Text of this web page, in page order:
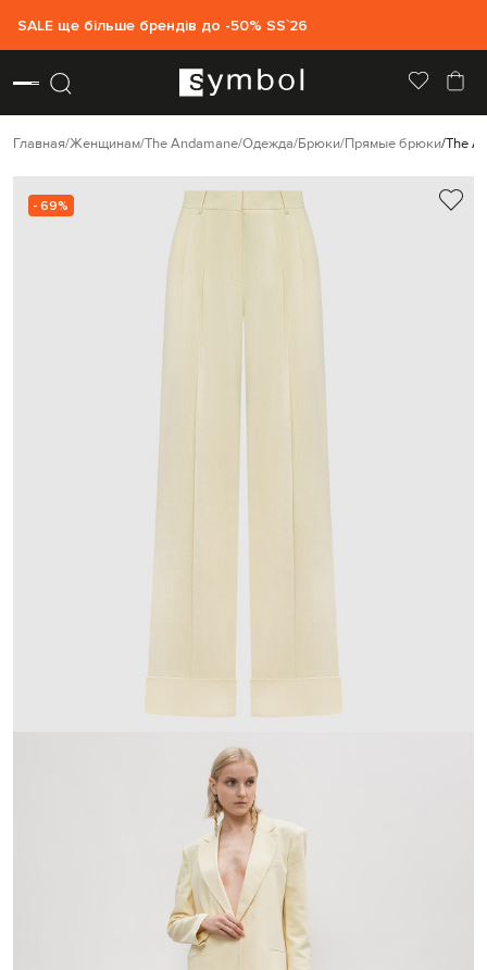
SALE ще більше брендів до -50% SS`26
Главная Женщинам The Andamane Одежда Брюки Прямые брюки The
- 69%